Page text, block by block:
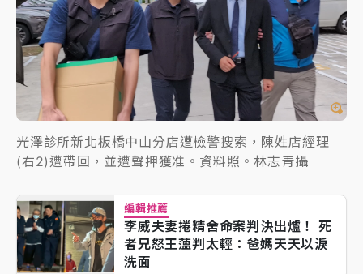
光澤診所新北板橋中山分店遭檢警搜索，陳姓店經理
(右2)遭帶回，並遭聲押獲准。資料照。林志青攝
編輯推薦
李威夫妻捲精舍命案判決出爐！ 死
者兄怒王薀判太輕：爸媽天天以淚
洗面